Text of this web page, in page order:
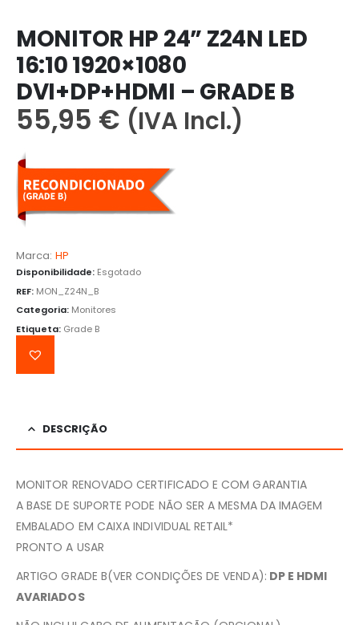
MONITOR HP 24” Z24N LED
16:10 1920×1080
DVI+DP+HDMI – GRADE B
55,95 € (IVA Incl.)
Marca: HP
Disponibilidade: Esgotado
REF: MON_Z24N_B
Categoria: Monitores
Etiqueta: Grade B
DESCRIÇÃO
MONITOR RENOVADO CERTIFICADO E COM GARANTIA
A BASE DE SUPORTE PODE NÃO SER A MESMA DA IMAGEM
EMBALADO EM CAIXA INDIVIDUAL RETAIL*
PRONTO A USAR
ARTIGO GRADE B(VER CONDIÇÕES DE VENDA): DP E HDMI
AVARIADOS